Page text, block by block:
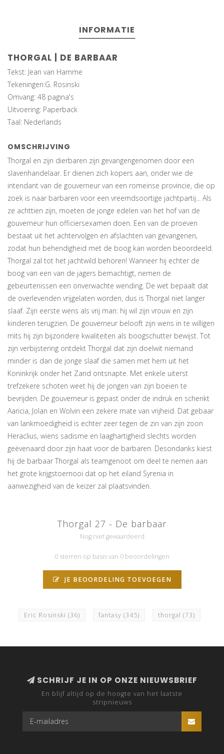
INFORMATIE
THORGAL | DE BARBAAR
Tekst: Jean van Hamme
Tekeningen:G. Rosinski
Omvang: 48 pagina's
Uitvoering: Paperback
Taal: Nederlands
OMSCHRIJVING
Thorgal en zijn dierbaren zijn gevangengenomen door een
slavenhandelaar. Er dienen zich kopers aan, onder wie de
intendant van de gouverneur van een romeinse provincie, die op
zoek is naar barbaren voor een vreemdsoortige jachtpartij... Als
ze achttien zijn, moeten de jonge edelen van het hof van de
gouverneur hun officiersexamen doen. Een van de proeven
bestaat uit het achtervolgen en afslachten van gevangenen,
zodat hun behendigheid met de boog kan worden beoordeeld.
Thorgal zal tot het jachtwild behoren! Wanneer hij echter de
boog van een van de jagers bemachtigt, nemen de
gebeurtenissen een onverwachte wending. De wet bepaalt dat
de overlevenden vrijgelaten worden, dus is Thorgal niet langer
slaaf. Zijn eerste wens als vrij man: hij wil zijn vrouw en zijn
kinderen terugzien. De gouverneur belooft zijn wens in te willigen
mits hij zijn bijzondere kwaliteiten als boogschutter bewijst. Tot
zijn verbijstering ontdekt Thorgal dat zijn doelwit niemand
minder is dan de jonge slaaf die samen met hem uit het
Koninkrijk onder het Zand ontsnapte. Met enkele uiterst
trefzekere schoten weet hij de jongen van zijn boeien te
bevrijden. De gouverneur is gepast onder de indruk en schenkt
Aaricia, Jolan en Wolvin een zekere mate van vrijheid. Dat gebaar
van lankmoedigheid is echter zeer tegen de zin van zijn zoon
Heraclius, wiens sadisme en laaghartigheid slechts worden
geëvenaard door zijn haat voor de barbaren. Desondanks kiest
hij de barbaar Thorgal als teamgenoot om deel te nemen aan
het grote krijgstoernooi dat op het eiland Syrenia in
aanwezigheid van de keizer zal plaatsvinden.
Thorgal 27 - De barbaar
Nog niet gewaardeerd
0 sterren op basis van 0 beoordelingen
JE BEOORDELING TOEVOEGEN
Eric Rosinski (36) fantasy (345) thorgal (73)
SCHRIJF JE IN OP ONZE NIEUWSBRIEF
En blijf altijd op de hoogte van het laatste
stripnieuws